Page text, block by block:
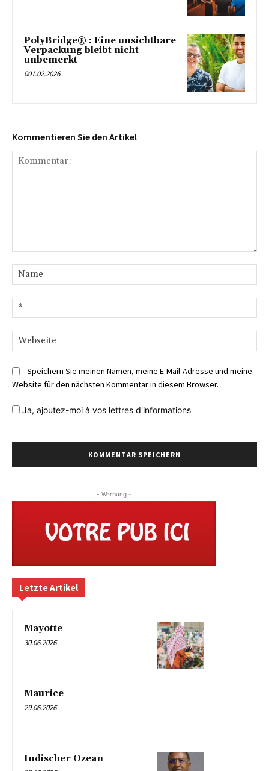
PolyBridge® : Eine unsichtbare
Verpackung bleibt nicht
unbemerkt
001.02.2026
Kommentieren Sie den Artikel
Speichern Sie meinen Namen, meine E-Mail-Adresse und meine
Website für den nächsten Kommentar in diesem Browser.
Ja, ajoutez-moi à vos lettres d'informations
- Werbung -
Letzte Artikel
Mayotte
30.06.2026
Maurice
29.06.2026
Indischer Ozean